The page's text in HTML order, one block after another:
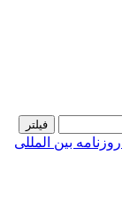
فیلتر